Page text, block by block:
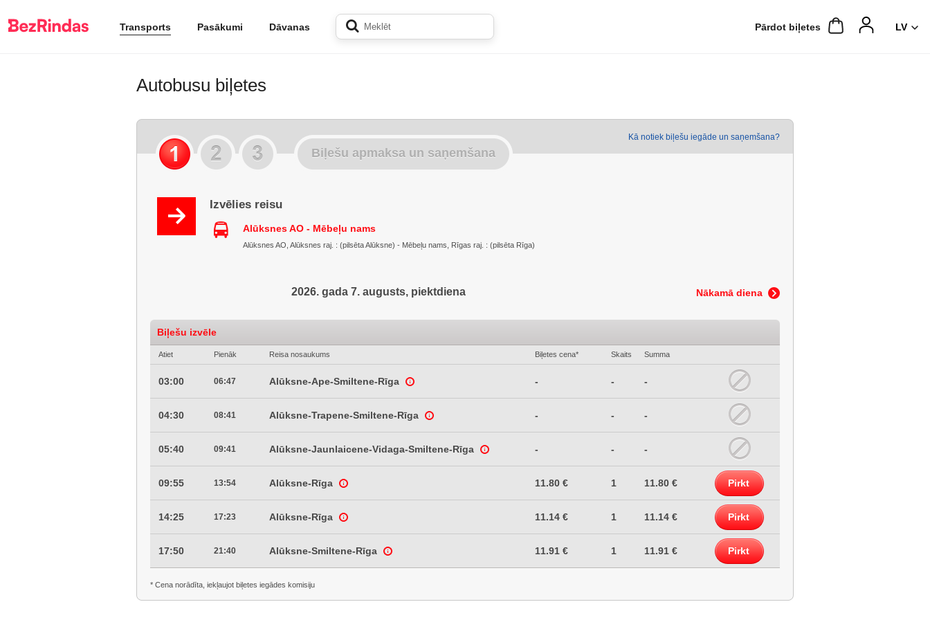
Transports Pasākumi Dāvanas Pārdot biļetes
Autobusu biļetes
Kā notiek biļešu iegāde un saņemšana?
Biļešu apmaksa un saņemšana
Izvēlies reisu
Alūksnes AO - Mēbeļu nams
Alūksnes AO, Alūksnes raj. : (pilsēta Alūksne) - Mēbeļu nams, Rīgas raj. : (pilsēta Rīga)
Nākamā diena
2026. gada 7. augusts, piektdiena
Biļešu izvēle
Atiet Pienāk Reisa nosaukums Biļetes cena* Skaits Summa
03:00 06:47 Alūksne-Ape-Smiltene-Rīga - - -
04:30 08:41 Alūksne-Trapene-Smiltene-Rīga - - -
05:40 09:41 Alūksne-Jaunlaicene-Vidaga-Smiltene-Rīga - - -
09:55 13:54 Alūksne-Rīga 11.80 € 1 11.80 € Pirkt
14:25 17:23 Alūksne-Rīga 11.14 € 1 11.14 € Pirkt
17:50 21:40 Alūksne-Smiltene-Rīga 11.91 € 1 11.91 € Pirkt
* Cena norādīta, iekļaujot biļetes iegādes komisiju